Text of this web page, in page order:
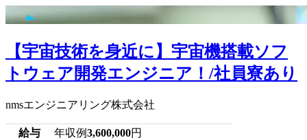
【宇宙技術を身近に】宇宙機搭載ソフ
トウェア開発エンジニア！/社員寮あり
nmsエンジニアリング株式会社
給与 年収例3,600,000円